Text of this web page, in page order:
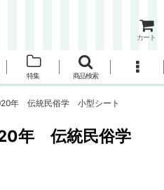
カート
特集 商品検索
年 伝統民俗学 小型シート
年 伝統民俗学